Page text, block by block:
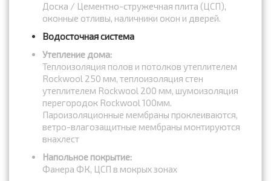
Доска / Цементно-стружечная плита (ЦСП),
оконные отливы, наличники окон и дверей.
Водосточная система
Утепление дома:
Теплоизоляция полов и потолков утеплителем
Rockwool 250 мм, теплоизоляция стен
утеплителем Rockwool 200 мм, шумоизоляция
перегородок Rockwool 100мм.
Пароизоляционные мембраны проклеиваются,
ветро-влагозащитные мембраны монтируются
внахлест
Напольное покрытие:
Фанера ФК, ЦСП в мокрых зонах